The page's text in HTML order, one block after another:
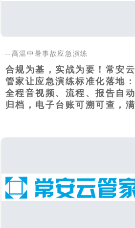
--高温中暑事故应急演练
合规为基，实战为要！常安云
管家让应急演练标准化落地：
全程音视频、流程、报告自动
归档，电子台账可溯可查，满